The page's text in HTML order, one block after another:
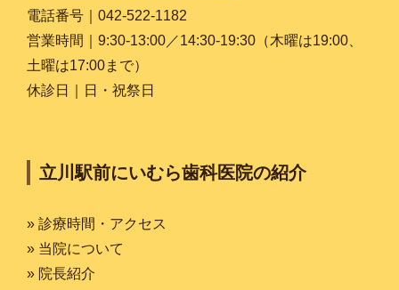
電話番号｜042-522-1182
営業時間｜9:30-13:00／14:30-19:30（木曜は19:00、
土曜は17:00まで）
休診日｜日・祝祭日
立川駅前にいむら歯科医院の紹介
» 診療時間・アクセス
» 当院について
» 院長紹介